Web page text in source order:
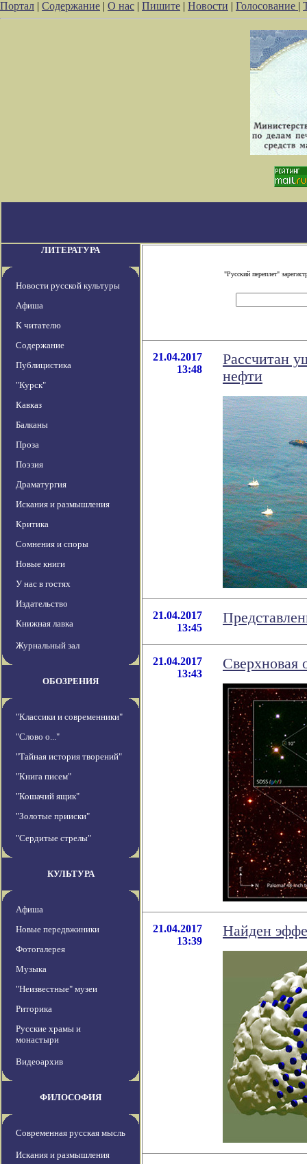
Портал | Содержание | О нас | Пишите | Новости | Голосование |
ЛИТЕРАТУРА
Новости русской культуры
Афиша
К читателю
Содержание
Публицистика
"Курск"
Кавказ
Балканы
Проза
Поэзия
Драматургия
Искания и размышления
Критика
Сомнения и споры
Новые книги
У нас в гостях
Издательство
Книжная лавка
Журнальный зал
ОБОЗРЕНИЯ
"Классики и современники"
"Слово о..."
"Тайная история творений"
"Книга писем"
"Кошачий ящик"
"Золотые прииски"
"Сердитые стрелы"
КУЛЬТУРА
Афиша
Новые передвжиники
Фотогалерея
Музыка
"Неизвестные" музеи
Риторика
Русские храмы и
монастыри
Видеоархив
ФИЛОСОФИЯ
Современная русская мысль
Искания и размышления
"Русский переплет"
21.04.2017
13:48
Рассчитан
нефти
21.04.2017
13:45
21.04.2017
13:43
Сверхновая
21.04.2017
13:39
Найден